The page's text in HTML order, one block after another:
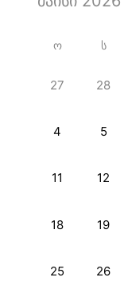
Ო Ს
27 28
4 5
11 12
18 19
25 26